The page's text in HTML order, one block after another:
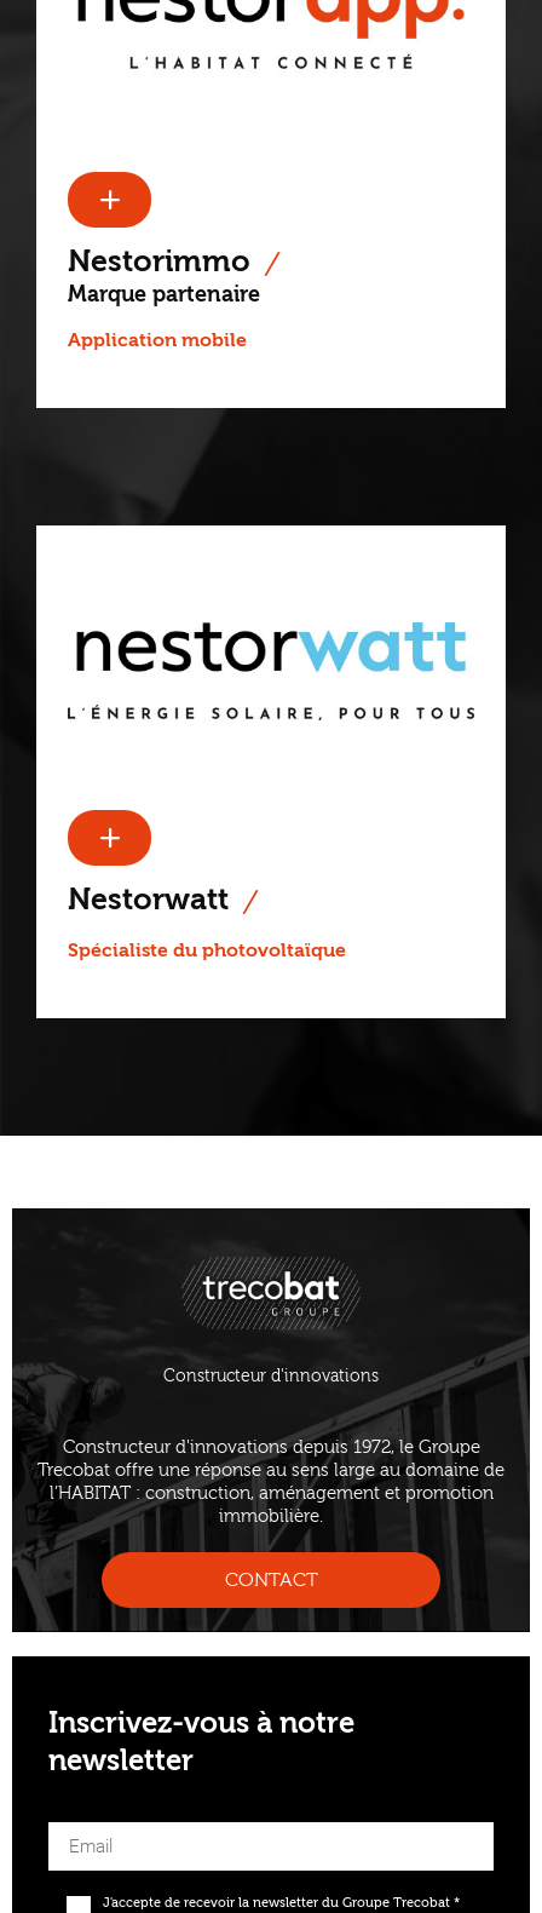
Nestorimmo
Marque partenaire
Application mobile
Nestorwatt
Spécialiste du photovoltaïque
Constructeur d'innovations
Constructeur d'innovations depuis 1972, le Groupe
Trecobat offre une réponse au sens large au domaine de
l’HABITAT : construction, aménagement et promotion
immobilière.
CONTACT
Inscrivez-vous à notre
newsletter
J'accepte de recevoir la newsletter du Groupe Trecobat *